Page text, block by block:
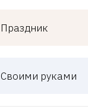
Праздник
Своими руками